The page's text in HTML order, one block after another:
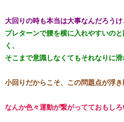
大回りの時も本当は大事なんだろうけ
プレターンで腰を横に入れやすいの
く、
そこまで意識しなくてもそれなりに滑
小回りだからこそ、この問題点が浮き
なんか色々運動が繋がってておもしろ